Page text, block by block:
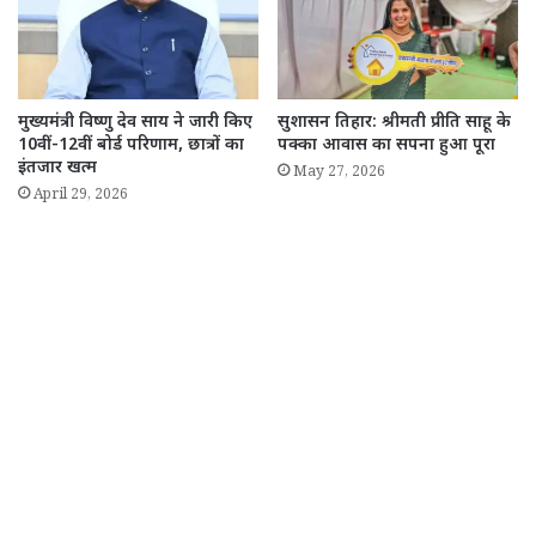
मुख्यमंत्री विष्णु देव साय ने जारी किए
10वीं-12वीं बोर्ड परिणाम, छात्रों का
इंतजार खत्म
April 29, 2026
सुशासन तिहार: श्रीमती प्रीति साहू के
पक्का आवास का सपना हुआ पूरा
May 27, 2026